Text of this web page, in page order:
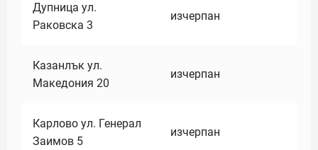
Дупница ул.
Раковска 3
изчерпан
Казанлък ул.
Македония 20
изчерпан
Карлово ул. Генерал
Заимов 5
изчерпан